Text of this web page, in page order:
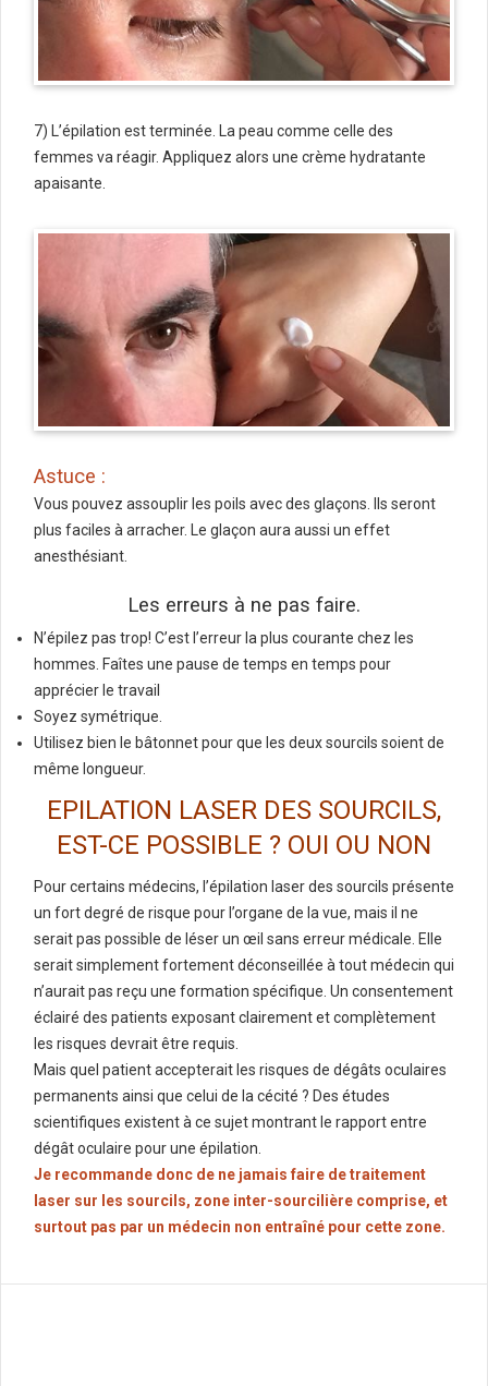
7) L’épilation est terminée. La peau comme celle des
femmes va réagir. Appliquez alors une crème hydratante
apaisante.
Astuce :
Vous pouvez assouplir les poils avec des glaçons. Ils seront
plus faciles à arracher. Le glaçon aura aussi un effet
anesthésiant.
Les erreurs à ne pas faire.
N’épilez pas trop! C’est l’erreur la plus courante chez les
hommes. Faîtes une pause de temps en temps pour
apprécier le travail
Soyez symétrique.
Utilisez bien le bâtonnet pour que les deux sourcils soient de
même longueur.
EPILATION LASER DES SOURCILS,
EST-CE POSSIBLE ? OUI OU NON
Pour certains médecins, l’épilation laser des sourcils présente
un fort degré de risque pour l’organe de la vue, mais il ne
serait pas possible de léser un œil sans erreur médicale. Elle
serait simplement fortement déconseillée à tout médecin qui
n’aurait pas reçu une formation spécifique. Un consentement
éclairé des patients exposant clairement et complètement
les risques devrait être requis.
Mais quel patient accepterait les risques de dégâts oculaires
permanents ainsi que celui de la cécité ? Des études
scientifiques existent à ce sujet montrant le rapport entre
dégât oculaire pour une épilation.
Je recommande donc de ne jamais faire de traitement
laser sur les sourcils, zone inter-sourcilière comprise, et
surtout pas par un médecin non entraîné pour cette zone.